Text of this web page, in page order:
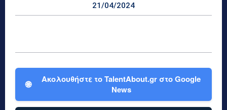
21/04/2024
🌐
Ακολουθήστε το TalentAbout.gr στο Google
News